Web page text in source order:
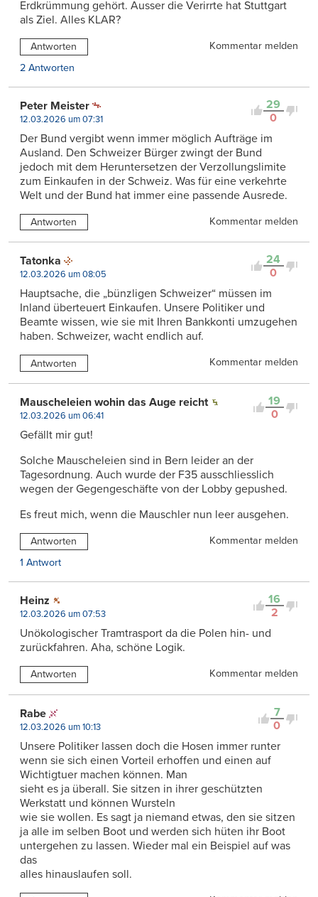
Erdkrümmung gehört. Ausser die Verirrte hat Stuttgart
als Ziel. Alles KLAR?
Antworten
Kommentar melden
2 Antworten
29
0
Peter Meister
12.03.2026 um 07:31
Der Bund vergibt wenn immer möglich Aufträge im
Ausland. Den Schweizer Bürger zwingt der Bund
jedoch mit dem Heruntersetzen der Verzollungslimite
zum Einkaufen in der Schweiz. Was für eine verkehrte
Welt und der Bund hat immer eine passende Ausrede.
Antworten Kommentar melden
24
0
Tatonka
12.03.2026 um 08:05
Hauptsache, die „bünzligen Schweizer“ müssen im
Inland überteuert Einkaufen. Unsere Politiker und
Beamte wissen, wie sie mit Ihren Bankkonti umzugehen
haben. Schweizer, wacht endlich auf.
Antworten Kommentar melden
19
0
Mauscheleien wohin das Auge reicht
12.03.2026 um 06:41
Gefällt mir gut!
Solche Mauscheleien sind in Bern leider an der
Tagesordnung. Auch wurde der F35 ausschliesslich
wegen der Gegengeschäfte von der Lobby gepushed.
Es freut mich, wenn die Mauschler nun leer ausgehen.
Antworten
Kommentar melden
1 Antwort
16
2
Heinz
12.03.2026 um 07:53
Unökologischer Tramtrasport da die Polen hin- und
zurückfahren. Aha, schöne Logik.
Antworten Kommentar melden
7
0
Rabe
12.03.2026 um 10:13
Unsere Politiker lassen doch die Hosen immer runter
wenn sie sich einen Vorteil erhoffen und einen auf
Wichtigtuer machen können. Man
sieht es ja überall. Sie sitzen in ihrer geschützten
Werkstatt und können Wursteln
wie sie wollen. Es sagt ja niemand etwas, den sie sitzen
ja alle im selben Boot und werden sich hüten ihr Boot
untergehen zu lassen. Wieder mal ein Beispiel auf was
das
alles hinauslaufen soll.